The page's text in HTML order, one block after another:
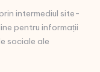
intermediul site-
pentru informații
sociale ale